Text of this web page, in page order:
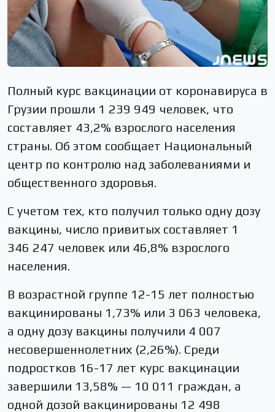
Полный курс вакцинации от коронавируса в
Грузии прошли 1 239 949 человек, что
составляет 43,2% взрослого населения
страны. Об этом сообщает Национальный
центр по контролю над заболеваниями и
общественного здоровья.
С учетом тех, кто получил только одну дозу
вакцины, число привитых составляет 1
346 247 человек или 46,8% взрослого
населения.
В возрастной группе 12-15 лет полностью
вакцинированы 1,73% или 3 063 человека,
а одну дозу вакцины получили 4 007
несовершеннолетних (2,26%). Среди
подростков 16-17 лет курс вакцинации
завершили 13,58% — 10 011 граждан, а
одной дозой вакцинированы 12 498